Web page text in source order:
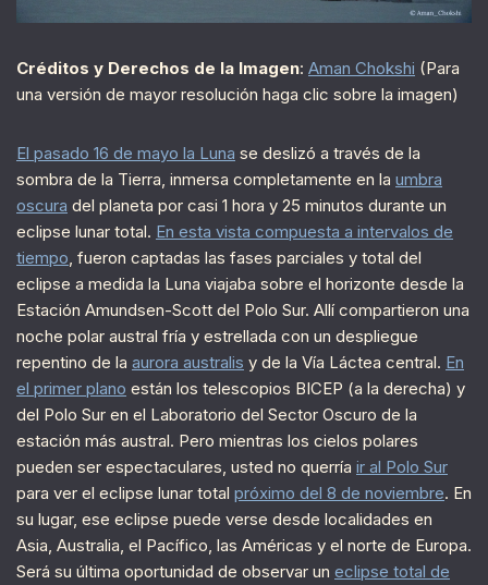
Créditos y Derechos de la Imagen: Aman Chokshi (Para
una versión de mayor resolución haga clic sobre la imagen)
El pasado 16 de mayo la Luna se deslizó a través de la
sombra de la Tierra, inmersa completamente en la umbra
oscura del planeta por casi 1 hora y 25 minutos durante un
eclipse lunar total. En esta vista compuesta a intervalos de
tiempo, fueron captadas las fases parciales y total del
eclipse a medida la Luna viajaba sobre el horizonte desde la
Estación Amundsen-Scott del Polo Sur. Allí compartieron una
noche polar austral fría y estrellada con un despliegue
repentino de la aurora australis y de la Vía Láctea central. En
el primer plano están los telescopios BICEP (a la derecha) y
del Polo Sur en el Laboratorio del Sector Oscuro de la
estación más austral. Pero mientras los cielos polares
pueden ser espectaculares, usted no querría ir al Polo Sur
para ver el eclipse lunar total próximo del 8 de noviembre. En
su lugar, ese eclipse puede verse desde localidades en
Asia, Australia, el Pacífico, las Américas y el norte de Europa.
Será su última oportunidad de observar un eclipse total de